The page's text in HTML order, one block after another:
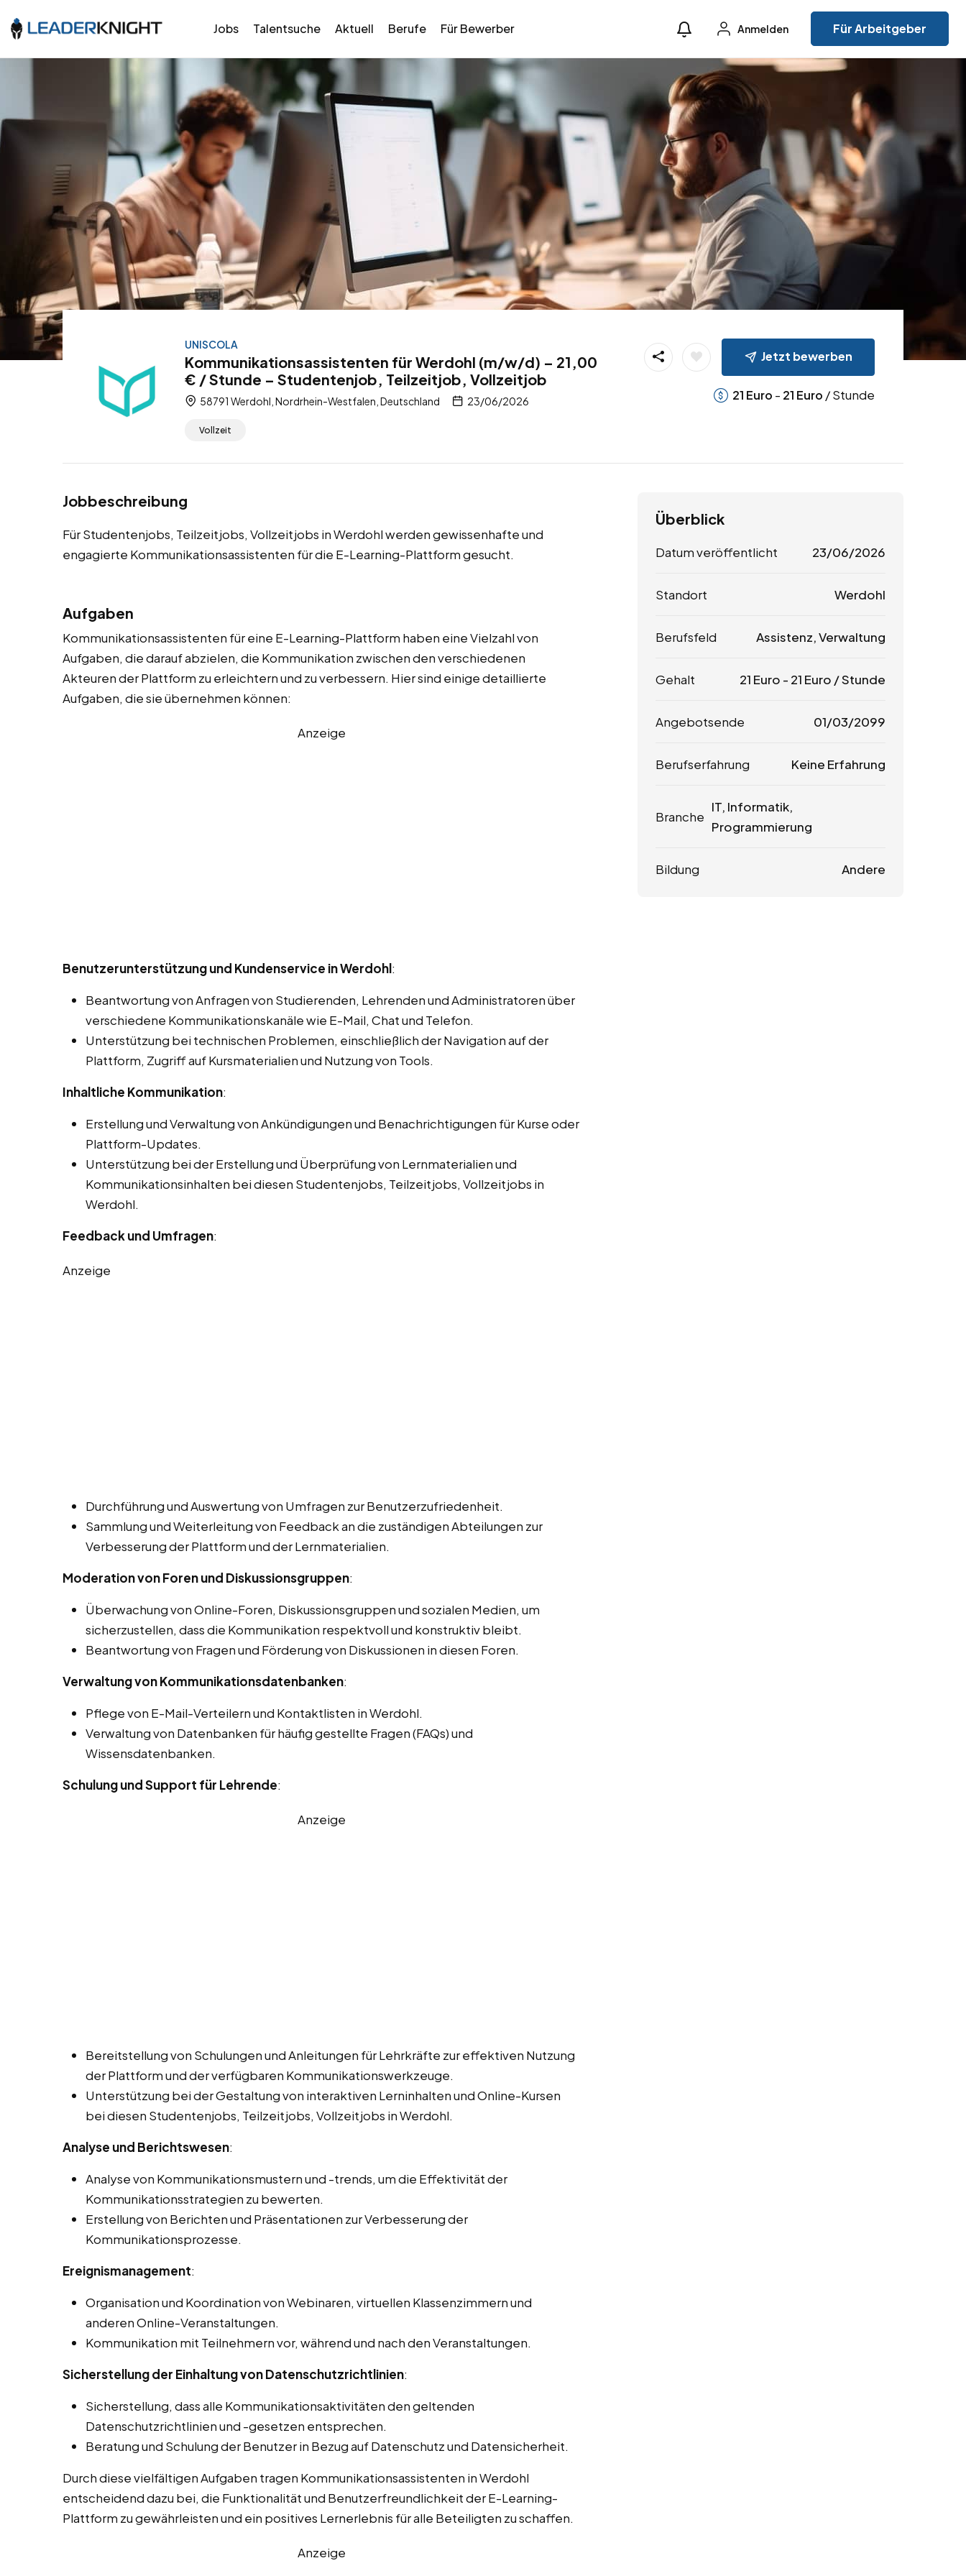
Jobs Talentsuche Aktuell Berufe Für Bewerber Anmelden Für Arbeitgeber
UNISCOLA
Kommunikationsassistenten für Werdohl (m/w/d) – 21,00
€ / Stunde – Studentenjob, Teilzeitjob, Vollzeitjob
58791 Werdohl, Nordrhein-Westfalen, Deutschland 23/06/2026
Vollzeit
Jetzt bewerben
21 Euro - 21 Euro / Stunde
Jobbeschreibung
Für Studentenjobs, Teilzeitjobs, Vollzeitjobs in Werdohl werden gewissenhafte und
engagierte Kommunikationsassistenten für die E-Learning-Plattform gesucht.
Aufgaben
Kommunikationsassistenten für eine E-Learning-Plattform haben eine Vielzahl von
Aufgaben, die darauf abzielen, die Kommunikation zwischen den verschiedenen
Akteuren der Plattform zu erleichtern und zu verbessern. Hier sind einige detaillierte
Aufgaben, die sie übernehmen können:
Anzeige
Benutzerunterstützung und Kundenservice in Werdohl:
Beantwortung von Anfragen von Studierenden, Lehrenden und Administratoren über
verschiedene Kommunikationskanäle wie E-Mail, Chat und Telefon.
Unterstützung bei technischen Problemen, einschließlich der Navigation auf der
Plattform, Zugriff auf Kursmaterialien und Nutzung von Tools.
Inhaltliche Kommunikation:
Erstellung und Verwaltung von Ankündigungen und Benachrichtigungen für Kurse oder
Plattform-Updates.
Unterstützung bei der Erstellung und Überprüfung von Lernmaterialien und
Kommunikationsinhalten bei diesen Studentenjobs, Teilzeitjobs, Vollzeitjobs in
Werdohl.
Feedback und Umfragen:
Anzeige
Durchführung und Auswertung von Umfragen zur Benutzerzufriedenheit.
Sammlung und Weiterleitung von Feedback an die zuständigen Abteilungen zur
Verbesserung der Plattform und der Lernmaterialien.
Moderation von Foren und Diskussionsgruppen:
Überwachung von Online-Foren, Diskussionsgruppen und sozialen Medien, um
sicherzustellen, dass die Kommunikation respektvoll und konstruktiv bleibt.
Beantwortung von Fragen und Förderung von Diskussionen in diesen Foren.
Verwaltung von Kommunikationsdatenbanken:
Pflege von E-Mail-Verteilern und Kontaktlisten in Werdohl.
Verwaltung von Datenbanken für häufig gestellte Fragen (FAQs) und
Wissensdatenbanken.
Schulung und Support für Lehrende:
Anzeige
Bereitstellung von Schulungen und Anleitungen für Lehrkräfte zur effektiven Nutzung
der Plattform und der verfügbaren Kommunikationswerkzeuge.
Unterstützung bei der Gestaltung von interaktiven Lerninhalten und Online-Kursen
bei diesen Studentenjobs, Teilzeitjobs, Vollzeitjobs in Werdohl.
Analyse und Berichtswesen:
Analyse von Kommunikationsmustern und -trends, um die Effektivität der
Kommunikationsstrategien zu bewerten.
Erstellung von Berichten und Präsentationen zur Verbesserung der
Kommunikationsprozesse.
Ereignismanagement:
Organisation und Koordination von Webinaren, virtuellen Klassenzimmern und
anderen Online-Veranstaltungen.
Kommunikation mit Teilnehmern vor, während und nach den Veranstaltungen.
Sicherstellung der Einhaltung von Datenschutzrichtlinien:
Sicherstellung, dass alle Kommunikationsaktivitäten den geltenden
Datenschutzrichtlinien und -gesetzen entsprechen.
Beratung und Schulung der Benutzer in Bezug auf Datenschutz und Datensicherheit.
Durch diese vielfältigen Aufgaben tragen Kommunikationsassistenten in Werdohl
entscheidend dazu bei, die Funktionalität und Benutzerfreundlichkeit der E-Learning-
Plattform zu gewährleisten und ein positives Lernerlebnis für alle Beteiligten zu schaffen.
Anzeige
Überblick
Datum veröffentlicht 23/06/2026
Standort Werdohl
Berufsfeld Assistenz, Verwaltung
Gehalt 21 Euro - 21 Euro / Stunde
Angebotsende 01/03/2099
Berufserfahrung Keine Erfahrung
Branche
IT, Informatik,
Programmierung
Bildung Andere